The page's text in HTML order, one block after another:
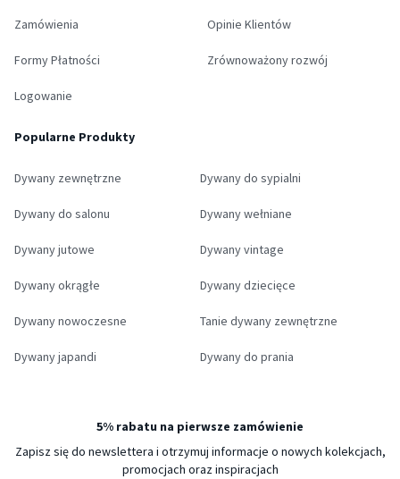
Zamówienia
Formy Płatności
Logowanie
Opinie Klientów
Zrównoważony rozwój
Popularne Produkty
Dywany zewnętrzne Dywany do sypialni
Dywany do salonu Dywany wełniane
Dywany jutowe Dywany vintage
Dywany okrągłe Dywany dziecięce
Dywany nowoczesne Tanie dywany zewnętrzne
Dywany japandi Dywany do prania
5% rabatu na pierwsze zamówienie
Zapisz się do newslettera i otrzymuj informacje o nowych kolekcjach,
promocjach oraz inspiracjach